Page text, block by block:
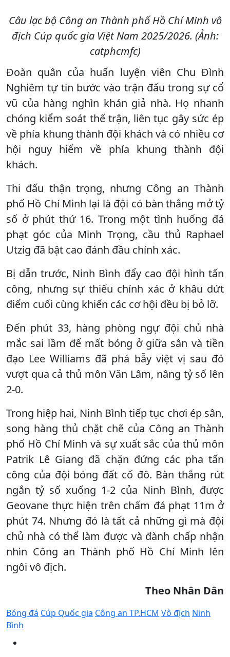
Câu lạc bộ Công an Thành phố Hồ Chí Minh vô
địch Cúp quốc gia Việt Nam 2025/2026. (Ảnh:
catphcmfc)
Đoàn quân của huấn luyện viên Chu Đình
Nghiêm tự tin bước vào trận đấu trong sự cổ
vũ của hàng nghìn khán giả nhà. Họ nhanh
chóng kiểm soát thế trận, liên tục gây sức ép
về phía khung thành đội khách và có nhiều cơ
hội nguy hiểm về phía khung thành đội
khách.
Thi đấu thận trọng, nhưng Công an Thành
phố Hồ Chí Minh lại là đội có bàn thắng mở tỷ
số ở phút thứ 16. Trong một tình huống đá
phạt góc của Minh Trọng, cầu thủ Raphael
Utzig đã bật cao đánh đầu chính xác.
Bị dẫn trước, Ninh Bình đẩy cao đội hình tấn
công, nhưng sự thiếu chính xác ở khâu dứt
điểm cuối cùng khiến các cơ hội đều bị bỏ lỡ.
Đến phút 33, hàng phòng ngự đội chủ nhà
mắc sai lầm để mất bóng ở giữa sân và tiền
đạo Lee Williams đã phá bẫy việt vị sau đó
vượt qua cả thủ môn Văn Lâm, nâng tỷ số lên
2-0.
Trong hiệp hai, Ninh Bình tiếp tục chơi ép sân,
song hàng thủ chặt chẽ của Công an Thành
phố Hồ Chí Minh và sự xuất sắc của thủ môn
Patrik Lê Giang đã chặn đứng các pha tấn
công của đội bóng đất cố đô. Bàn thắng rút
ngắn tỷ số xuống 1-2 của Ninh Bình, được
Geovane thực hiện trên chấm đá phạt 11m ở
phút 74. Nhưng đó là tất cả những gì mà đội
chủ nhà có thể làm được và đành chấp nhận
nhìn Công an Thành phố Hồ Chí Minh lên
ngôi vô địch.
Theo Nhân Dân
Bóng đá Cúp Quốc gia Công an TP.HCM Vô địch Ninh
Bình